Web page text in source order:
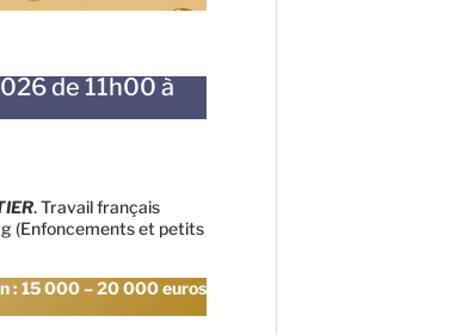
de 11h00 à
. Travail français
g (Enfoncements et petits
: 15 000 – 20 000 euros